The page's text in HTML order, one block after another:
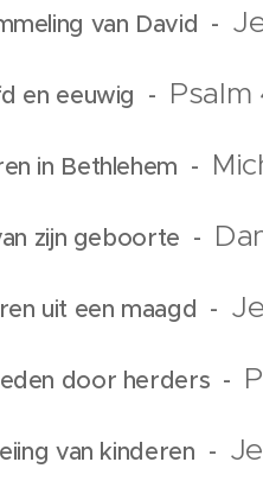
van David -
en eeuwig - Psalm
in Bethlehem -
zijn geboorte -
uit een maagd -
door herders -
van kinderen -